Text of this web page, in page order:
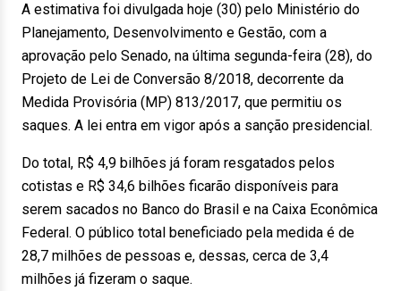
A estimativa foi divulgada hoje (30) pelo Ministério do
Planejamento, Desenvolvimento e Gestão, com a
aprovação pelo Senado, na última segunda-feira (28), do
Projeto de Lei de Conversão 8/2018, decorrente da
Medida Provisória (MP) 813/2017, que permitiu os
saques. A lei entra em vigor após a sanção presidencial.
Do total, R$ 4,9 bilhões já foram resgatados pelos
cotistas e R$ 34,6 bilhões ficarão disponíveis para
serem sacados no Banco do Brasil e na Caixa Econômica
Federal. O público total beneficiado pela medida é de
28,7 milhões de pessoas e, dessas, cerca de 3,4
milhões já fizeram o saque.